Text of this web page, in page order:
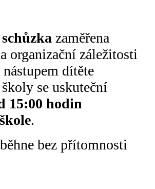
zaměřena
organizační záležitosti
dítěte
se uskuteční
15:00 hodin
.
bez přítomnosti